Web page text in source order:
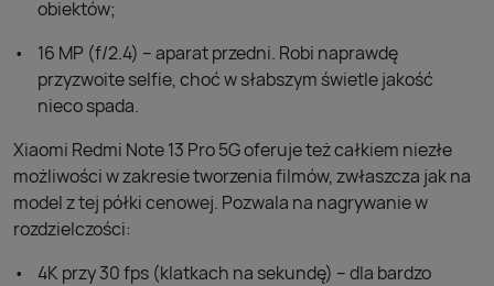
obiektów;
16 MP (f/2.4) – aparat przedni. Robi naprawdę
przyzwoite selfie, choć w słabszym świetle jakość
nieco spada.
Xiaomi Redmi Note 13 Pro 5G oferuje też całkiem niezłe
możliwości w zakresie tworzenia filmów, zwłaszcza jak na
model z tej półki cenowej. Pozwala na nagrywanie w
rozdzielczości:
4K przy 30 fps (klatkach na sekundę) – dla bardzo